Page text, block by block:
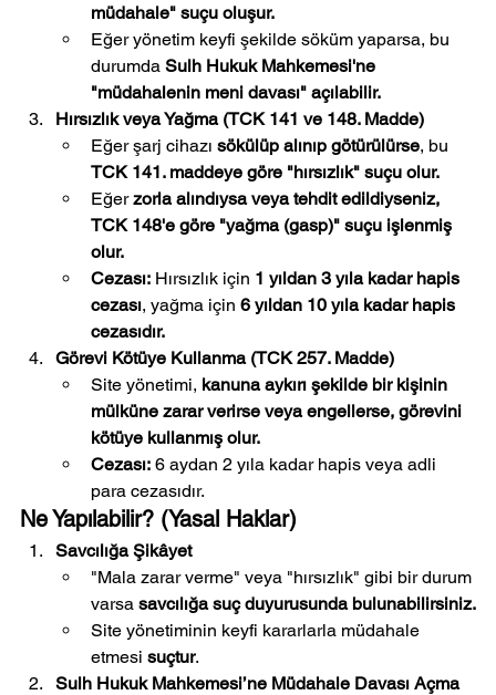
müdahale" suçu oluşur.
Eğer yönetim keyfi şekilde söküm yaparsa, bu
durumda Sulh Hukuk Mahkemesi'ne
"müdahalenin meni davası" açılabilir.
Hırsızlık veya Yağma (TCK 141 ve 148. Madde)
Eğer şarj cihazı sökülüp alınıp götürülürse, bu
TCK 141. maddeye göre "hırsızlık" suçu olur.
Eğer zorla alındıysa veya tehdit edildiyseniz,
TCK 148'e göre "yağma (gasp)" suçu işlenmiş
olur.
Cezası: Hırsızlık için 1 yıldan 3 yıla kadar hapis
cezası, yağma için 6 yıldan 10 yıla kadar hapis
cezasıdır.
Görevi Kötüye Kullanma (TCK 257. Madde)
Site yönetimi, kanuna aykırı şekilde bir kişinin
mülküne zarar verirse veya engellerse, görevini
kötüye kullanmış olur.
Cezası: 6 aydan 2 yıla kadar hapis veya adli
para cezasıdır.
Ne Yapılabilir? (Yasal Haklar)
Savcılığa Şikâyet
"Mala zarar verme" veya "hırsızlık" gibi bir durum
varsa savcılığa suç duyurusunda bulunabilirsiniz.
Site yönetiminin keyfi kararlarla müdahale
etmesi suçtur.
Sulh Hukuk Mahkemesi’ne Müdahale Davası Açma